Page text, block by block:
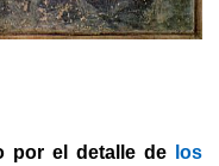
por el detalle de
los